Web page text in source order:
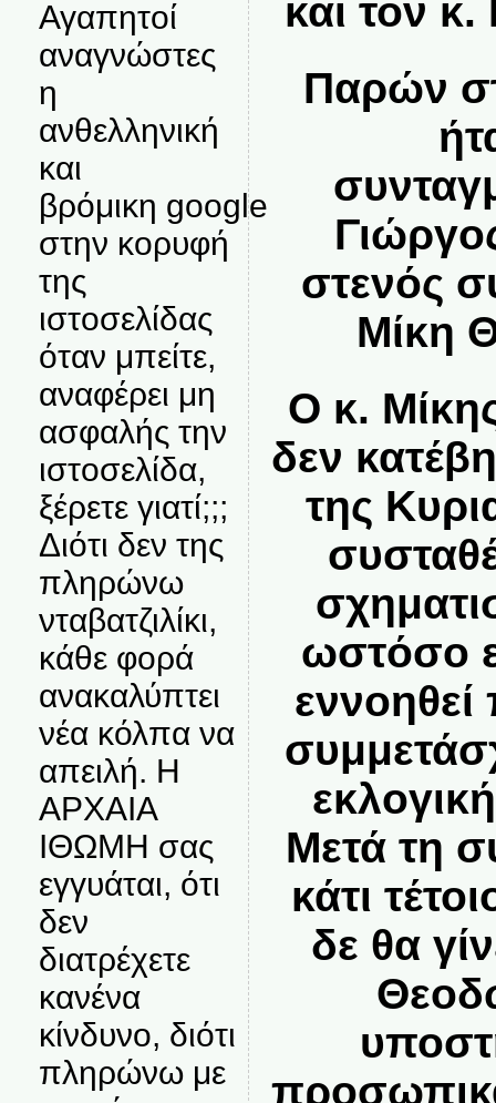
Αγαπητοί
αναγνώστες
η
ανθελληνική
και
βρόμικη google
στην κορυφή
της
ιστοσελίδας
όταν μπείτε,
αναφέρει μη
ασφαλής την
ιστοσελίδα,
ξέρετε γιατί;;;
Διότι δεν της
πληρώνω
νταβατζιλίκι,
κάθε φορά
ανακαλύπτει
νέα κόλπα να
απειλή. Η
ΑΡΧΑΙΑ
ΙΘΩΜΗ σας
εγγυάται, ότι
δεν
διατρέχετε
κανένα
κίνδυνο, διότι
πληρώνω με
και τον κ.
Παρών
στενός
Μίκη
Ο κ.
δεν
της
ωστόσο
Μετά τη
κάτι
δε θα